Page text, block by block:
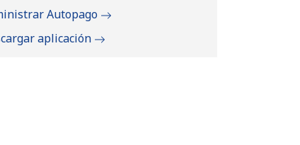
Autopago
aplicación